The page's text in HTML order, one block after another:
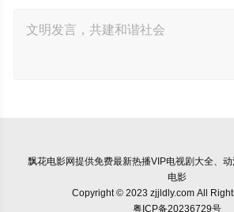
飘花电影网提供免费最新热播VIP电视剧大全、
电影
Copyright © 2023 zjjldly.com All
粤ICP备20236729号